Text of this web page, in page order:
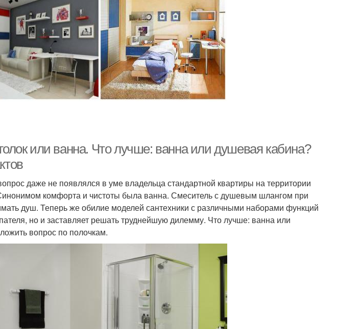
или ванна. Что лучше: ванна или душевая кабина?
даже не появлялся в уме владельца стандартной квартиры на территории
Синонимом комфорта и чистоты была ванна. Смеситель с душевым шлангом при
душ. Теперь же обилие моделей сантехники с различными наборами функций
но и заставляет решать труднейшую дилемму. Что лучше: ванна или
вопрос по полочкам.